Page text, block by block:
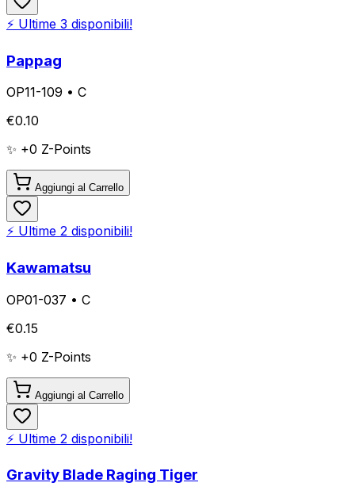
⚡ Ultime 3 disponibili!
Pappag
OP11-109 • C
€0.10
✨ +0 Z-Points
Aggiungi al Carrello
⚡ Ultime 2 disponibili!
Kawamatsu
OP01-037 • C
€0.15
✨ +0 Z-Points
Aggiungi al Carrello
⚡ Ultime 2 disponibili!
Gravity Blade Raging Tiger